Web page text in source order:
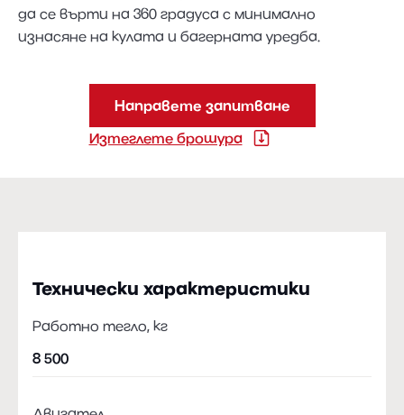
да се върти на 360 градуса с минимално
изнасяне на кулата и багерната уредба.
Направете запитване
Изтеглете брошура
Технически характеристики
Работно тегло, кг
8 500